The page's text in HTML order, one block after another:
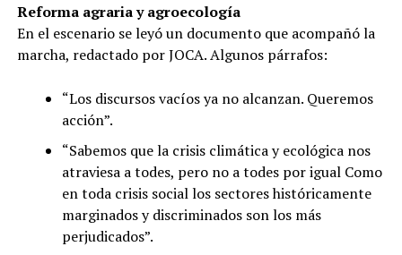
Reforma agraria y agroecología
En el escenario se leyó un documento que acompañó la
marcha, redactado por JOCA. Algunos párrafos:
“Los discursos vacíos ya no alcanzan. Queremos
acción”.
“Sabemos que la crisis climática y ecológica nos
atraviesa a todes, pero no a todes por igual Como
en toda crisis social los sectores históricamente
marginados y discriminados son los más
perjudicados”.